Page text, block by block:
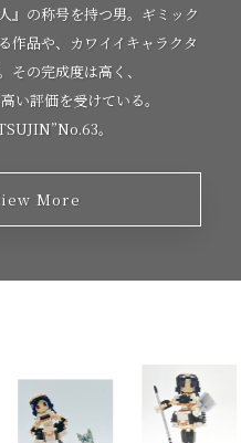
』の称号を持つ男。ギミック
作品や、カワイイキャラクタ
その完成度は高く、
評価を受けている。
。
More